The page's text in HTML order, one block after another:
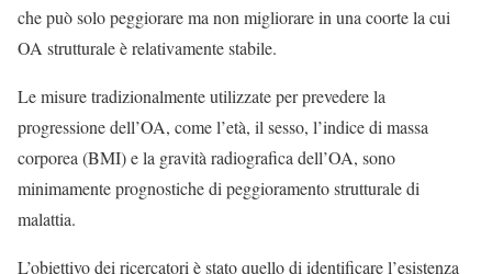
che può solo peggiorare ma non migliorare in una coorte la cui
OA strutturale è relativamente stabile.
Le misure tradizionalmente utilizzate per prevedere la
progressione dell’OA, come l’età, il sesso, l’indice di massa
corporea (BMI) e la gravità radiografica dell’OA, sono
minimamente prognostiche di peggioramento strutturale di
malattia.
L’obiettivo dei ricercatori è stato quello di identificare l’esistenza